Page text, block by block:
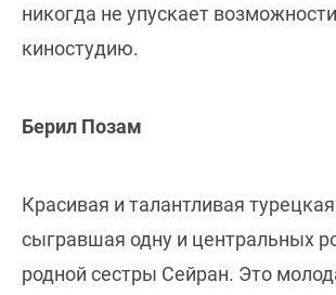
никогда не упускает
киностудию.
Берил Позам
Красивая и талантливая
сыгравшая одну и центральных
родной сестры Сейран. Это